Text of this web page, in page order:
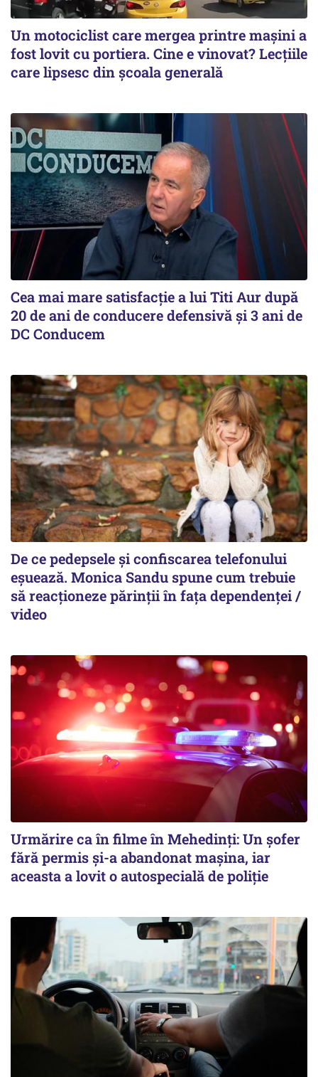
Un motociclist care mergea printre maşini a
fost lovit cu portiera. Cine e vinovat? Lecţiile
care lipsesc din şcoala generală
Cea mai mare satisfacţie a lui Titi Aur după
20 de ani de conducere defensivă şi 3 ani de
DC Conducem
De ce pedepsele și confiscarea telefonului
eșuează. Monica Sandu spune cum trebuie
să reacționeze părinții în fața dependenței /
video
Urmărire ca în filme în Mehedinți: Un șofer
fără permis și-a abandonat mașina, iar
aceasta a lovit o autospecială de poliție